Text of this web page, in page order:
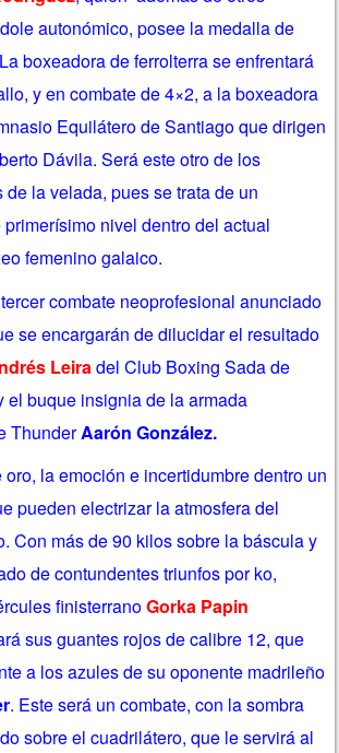
autonómico, posee la medalla de
boxeadora de ferrolterra se enfrentará
y en combate de 4×2, a la boxeadora
Equilátero de Santiago que dirigen
Dávila. Será este otro de los
la velada, pues se trata de un
nivel dentro del actual
femenino galaico.
combate neoprofesional anunciado
se encargarán de dilucidar el resultado
Leira del Club Boxing Sada de
el buque insignia de la armada
ThunderAarón González.
la emoción e incertidumbre dentro un
pueden electrizar la atmosfera del
Con más de 90 kilos sobre la báscula y
de contundentes triunfos por ko,
finisterranoGorka Papin
sus guantes rojos de calibre 12, que
a los azules de su oponente madrileño
. Este será un combate, con la sombra
sobre el cuadrilátero, que le servirá al